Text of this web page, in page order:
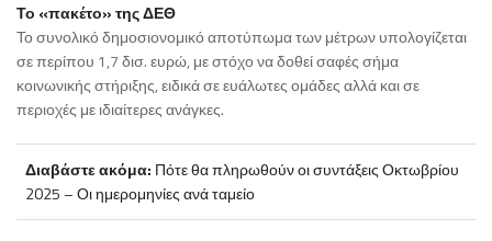
Το «πακέτο» της ΔΕΘ
Το συνολικό δημοσιονομικό αποτύπωμα των μέτρων υπολογίζεται
σε περίπου 1,7 δισ. ευρώ, με στόχο να δοθεί σαφές σήμα
κοινωνικής στήριξης, ειδικά σε ευάλωτες ομάδες αλλά και σε
περιοχές με ιδιαίτερες ανάγκες.
Διαβάστε ακόμα: Πότε θα πληρωθούν οι συντάξεις Οκτωβρίου
2025 – Οι ημερομηνίες ανά ταμείο